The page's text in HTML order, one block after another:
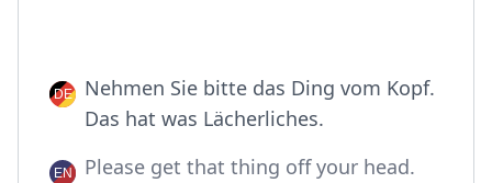
Nehmen Sie bitte das Ding vom Kopf.
Das hat was Lächerliches.
Please get that thing off your head.